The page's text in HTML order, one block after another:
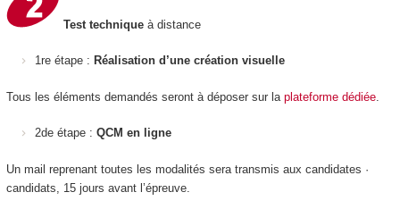
Test techniqueà distance
1re étape : Réalisation d’une création visuelle
Tous les éléments demandés seront à déposer sur la plateforme dédiée.
2de étape : QCM en ligne
Un mail reprenant toutes les modalités sera transmis aux candidates ·
candidats, 15 jours avant l’épreuve.